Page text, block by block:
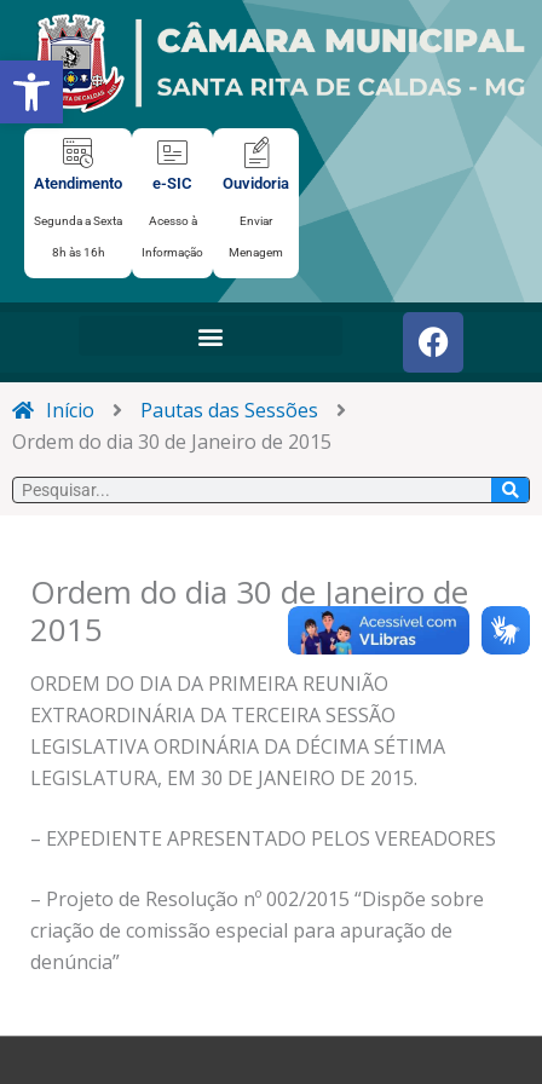
Abrir a barra de ferramentas
para
conteúdo
Atendimento
Segunda a Sexta
8h às 16h
e-SIC
Acesso à
Informação
Ouvidoria
Enviar
Menagem
F
a
c
o
o
Início
Pautas das Sessões
Ordem do dia 30 de Janeiro de 2015
Pesquisar
Ordem do dia 30 de Janeiro de
2015
ORDEM DO DIA DA PRIMEIRA REUNIÃO
EXTRAORDINÁRIA DA TERCEIRA SESSÃO
LEGISLATIVA ORDINÁRIA DA DÉCIMA SÉTIMA
LEGISLATURA, EM 30 DE JANEIRO DE 2015.
– EXPEDIENTE APRESENTADO PELOS VEREADORES
– Projeto de Resolução nº 002/2015 “Dispõe sobre
criação de comissão especial para apuração de
denúncia”